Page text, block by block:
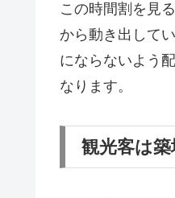
この時間割を見
から動き出して
にならないよう
なります。
観光客は